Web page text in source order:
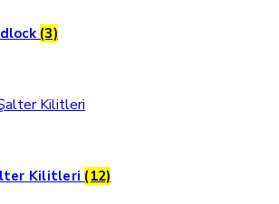
(3)
Kilitleri (12)